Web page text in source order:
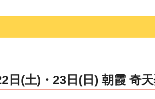
日(土)・23日(日) 朝霞 奇